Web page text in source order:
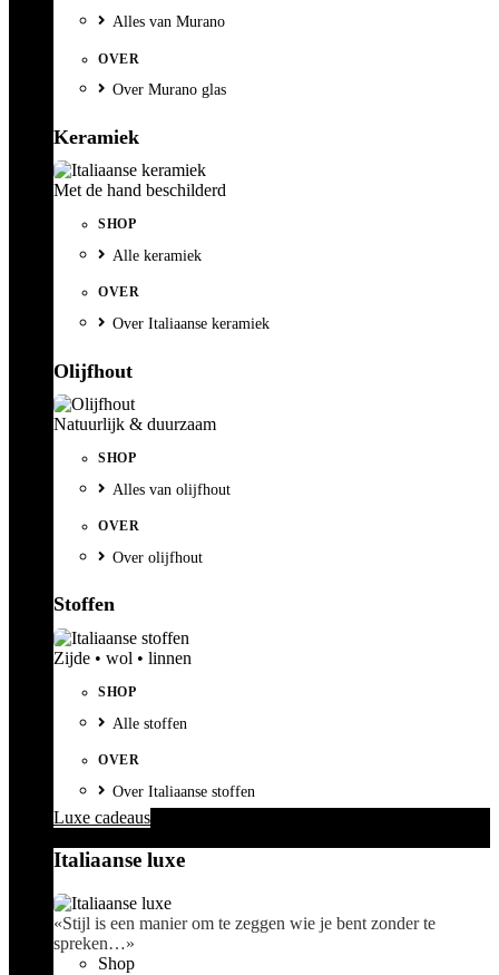
Alles van Murano
OVER
Over Murano glas
Keramiek
Met de hand beschilderd
SHOP
Alle keramiek
OVER
Over Italiaanse keramiek
Olijfhout
Natuurlijk & duurzaam
SHOP
Alles van olijfhout
OVER
Over olijfhout
Stoffen
Zijde • wol • linnen
SHOP
Alle stoffen
OVER
Over Italiaanse stoffen
Luxe cadeaus
Italiaanse luxe
«Stijl is een manier om te zeggen wie je bent zonder te
spreken…»
Shop